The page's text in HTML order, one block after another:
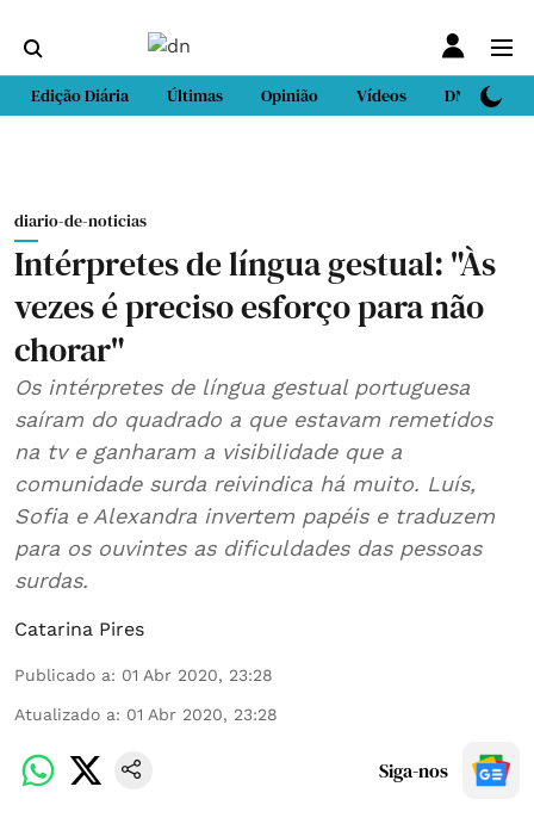
Edição Diária Últimas Opinião Vídeos DN Sport
diario-de-noticias
Intérpretes de língua gestual: "Às
vezes é preciso esforço para não
chorar"
Os intérpretes de língua gestual portuguesa
saíram do quadrado a que estavam remetidos
na tv e ganharam a visibilidade que a
comunidade surda reivindica há muito. Luís,
Sofia e Alexandra invertem papéis e traduzem
para os ouvintes as dificuldades das pessoas
surdas.
Catarina Pires
Publicado a: 01 Abr 2020, 23:28
Atualizado a: 01 Abr 2020, 23:28
Siga-nos